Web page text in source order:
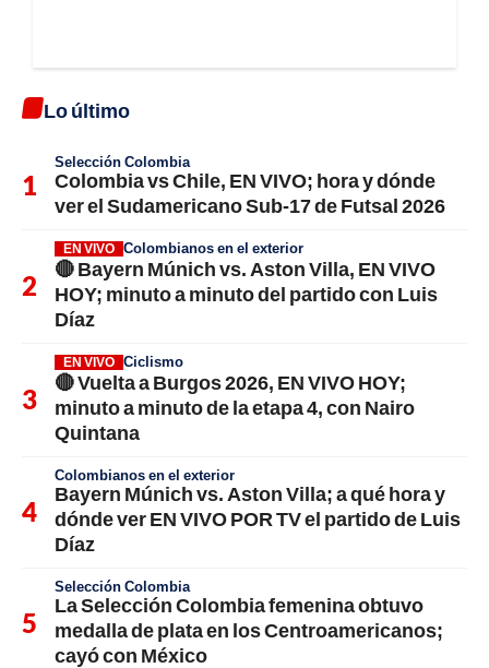
Lo último
Selección Colombia
Colombia vs Chile, EN VIVO; hora y dónde
ver el Sudamericano Sub-17 de Futsal 2026
EN VIVO Colombianos en el exterior
🔴 Bayern Múnich vs. Aston Villa, EN VIVO
HOY; minuto a minuto del partido con Luis
Díaz
EN VIVO Ciclismo
🔴 Vuelta a Burgos 2026, EN VIVO HOY;
minuto a minuto de la etapa 4, con Nairo
Quintana
Colombianos en el exterior
Bayern Múnich vs. Aston Villa; a qué hora y
dónde ver EN VIVO POR TV el partido de Luis
Díaz
Selección Colombia
La Selección Colombia femenina obtuvo
medalla de plata en los Centroamericanos;
cayó con México